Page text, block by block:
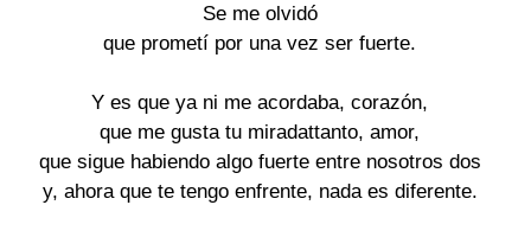
Se me olvidó
que prometí por una vez ser fuerte.
Y es que ya ni me acordaba, corazón,
que me gusta tu miradattanto, amor,
que sigue habiendo algo fuerte entre nosotros dos
y, ahora que te tengo enfrente, nada es diferente.